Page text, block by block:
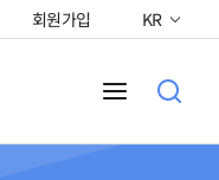
회원가입 KR